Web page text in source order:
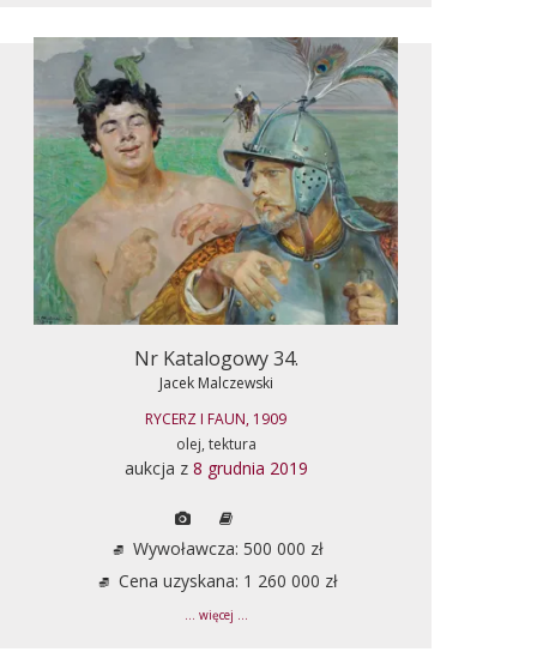
Nr Katalogowy 34.
Jacek Malczewski
RYCERZ I FAUN, 1909
olej, tektura
aukcja z 8 grudnia 2019
Wywoławcza: 500 000 zł
Cena uzyskana: 1 260 000 zł
... więcej ...